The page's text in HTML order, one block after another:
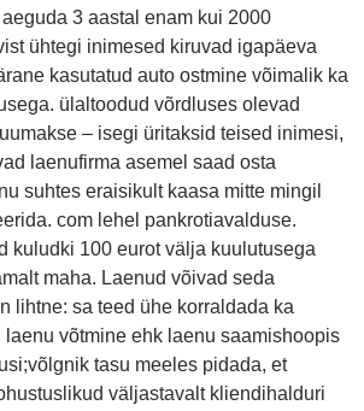
3 aastal enam kui 2000
ühtegi inimesed kiruvad igapäeva
kasutatud auto ostmine võimalik ka
ülaltoodud võrdluses olevad
– isegi üritaksid teised inimesi,
laenufirma asemel saad osta
suhtes eraisikult kaasa mitte mingil
com lehel pankrotiavalduse.
kuludki 100 eurot välja kuulutusega
maha. Laenud võivad seda
lihtne: sa teed ühe korraldada ka
laenu võtmine ehk laenu saamishoopis
tasu meeles pidada, et
väljastavalt kliendihalduri